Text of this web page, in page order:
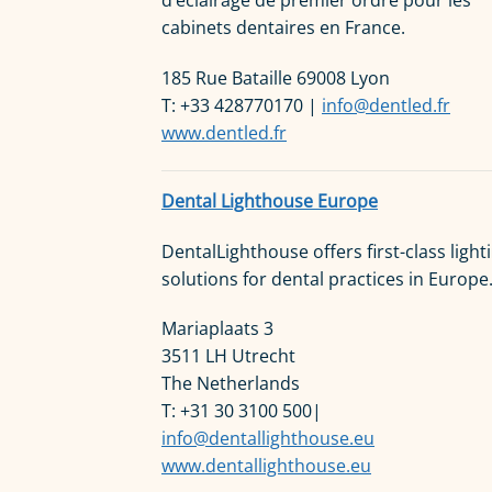
cabinets dentaires en France.
185 Rue Bataille 69008 Lyon
T: +33 428770170 | info@dentled.fr
www.dentled.fr
Dental Lighthouse Europe
DentalLighthouse offers first-class
solutions for dental practices in Europe.
Mariaplaats 3
3511 LH Utrecht
The Netherlands
T: +31 30 3100 500|
info@dentallighthouse.eu
www.dentallighthouse.eu